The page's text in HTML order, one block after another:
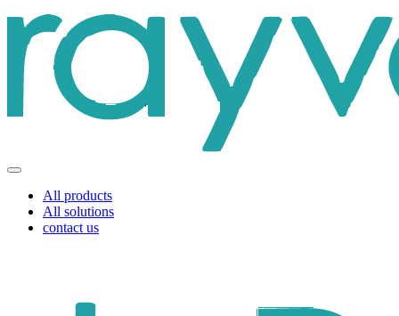
All products
All solutions
contact us